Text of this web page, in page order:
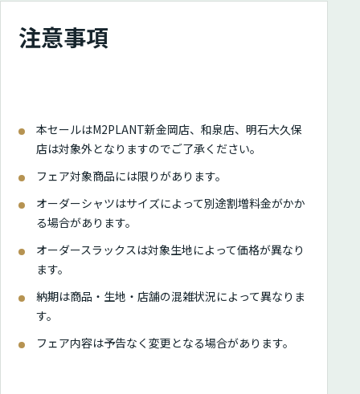
注意事項
本セールはM2PLANT新金岡店、和泉店、明石大久保
店は対象外となりますのでご了承ください。
フェア対象商品には限りがあります。
オーダーシャツはサイズによって別途割増料金がかか
る場合があります。
オーダースラックスは対象生地によって価格が異なり
ます。
納期は商品・生地・店舗の混雑状況によって異なりま
す。
フェア内容は予告なく変更となる場合があります。